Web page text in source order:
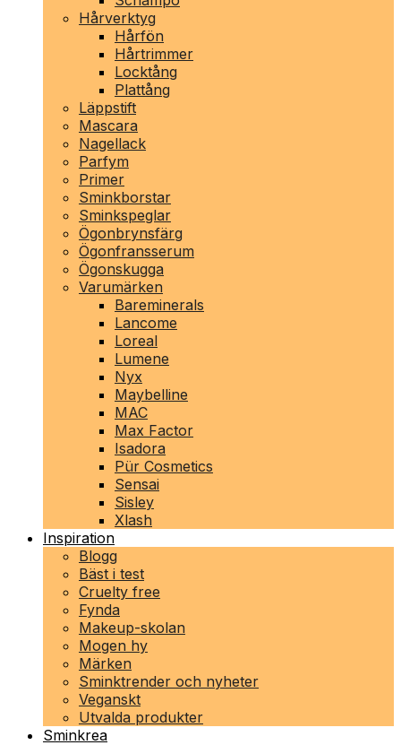
Hårverktyg
Hårfön
Hårtrimmer
Locktång
Plattång
Läppstift
Mascara
Nagellack
Parfym
Primer
Sminkborstar
Sminkspeglar
Ögonbrynsfärg
Ögonfransserum
Ögonskugga
Varumärken
Bareminerals
Lancome
Loreal
Lumene
Nyx
Maybelline
MAC
Max Factor
Isadora
Pür Cosmetics
Sensai
Sisley
Xlash
Inspiration
Blogg
Bäst i test
Cruelty free
Fynda
Makeup-skolan
Mogen hy
Märken
Sminktrender och nyheter
Veganskt
Utvalda produkter
Sminkrea